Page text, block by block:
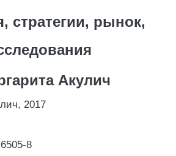
стратегии, рынок,
Акулич
2017
8